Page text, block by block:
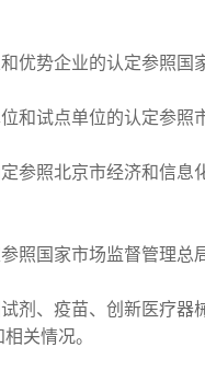
势企业的认定参照国
试点单位的认定参照
照北京市经济和信息化
国家市场监督管理总局
、疫苗、创新医疗器
关情况。